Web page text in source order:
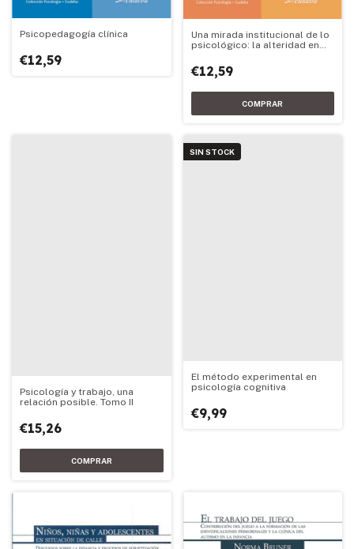
Psicopedagogía clínica
€12,59
Una mirada institucional de lo
psicológico: la alteridad en
€12,59
Psicología y trabajo, una
relación posible. Tomo II
€15,26
SIN STOCK
El método experimental en
psicología cognitiva
€9,99